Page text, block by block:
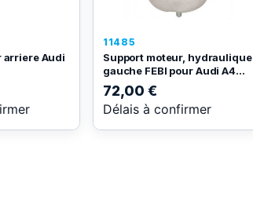
arriere Audi
11485
Support moteur, hydraulique
gauche FEBI pour Audi A4...
72,00 €
Délais à confirmer